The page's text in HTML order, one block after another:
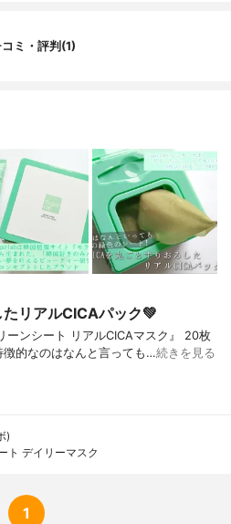
ミ・評判(1)
リアルCICAパック💚
ーンシート リアルCICAマスク』 20枚
的なのはなんと言っても…続きを見る
)
ト デイリーマスク
1